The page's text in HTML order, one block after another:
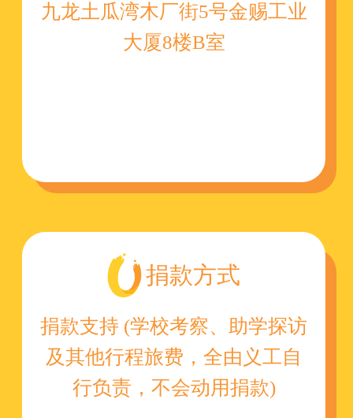
九龙土瓜湾木厂街5号金赐工业
大厦8楼B室
捐款方式
捐款支持 (学校考察、助学探访
及其他行程旅费，全由义工自
行负责，不会动用捐款)